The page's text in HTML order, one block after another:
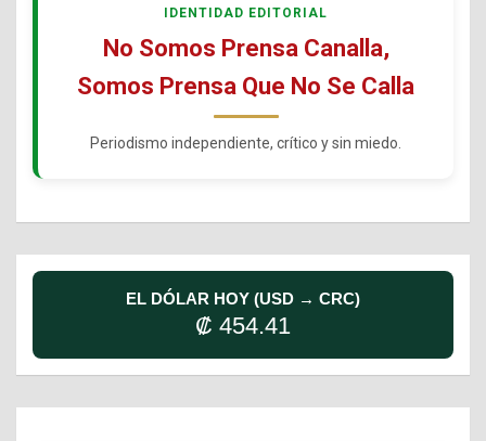
IDENTIDAD EDITORIAL
No Somos Prensa Canalla,
Somos Prensa Que No Se Calla
Periodismo independiente, crítico y sin miedo.
EL DÓLAR HOY (USD → CRC)
₡ 454.41